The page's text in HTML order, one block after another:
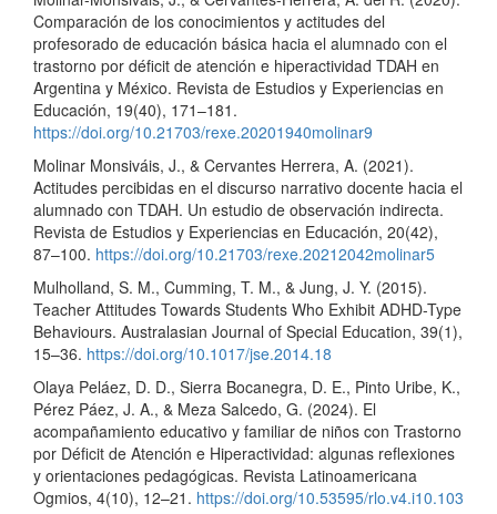
Comparación de los conocimientos y actitudes del
profesorado de educación básica hacia el alumnado con el
trastorno por déficit de atención e hiperactividad TDAH en
Argentina y México. Revista de Estudios y Experiencias en
Educación, 19(40), 171–181.
https://doi.org/10.21703/rexe.20201940molinar9
Molinar Monsiváis, J., & Cervantes Herrera, A. (2021).
Actitudes percibidas en el discurso narrativo docente hacia el
alumnado con TDAH. Un estudio de observación indirecta.
Revista de Estudios y Experiencias en Educación, 20(42),
87–100. https://doi.org/10.21703/rexe.20212042molinar5
Mulholland, S. M., Cumming, T. M., & Jung, J. Y. (2015).
Teacher Attitudes Towards Students Who Exhibit ADHD-Type
Behaviours. Australasian Journal of Special Education, 39(1),
15–36. https://doi.org/10.1017/jse.2014.18
Olaya Peláez, D. D., Sierra Bocanegra, D. E., Pinto Uribe, K.,
Pérez Páez, J. A., & Meza Salcedo, G. (2024). El
acompañamiento educativo y familiar de niños con Trastorno
por Déficit de Atención e Hiperactividad: algunas reflexiones
y orientaciones pedagógicas. Revista Latinoamericana
Ogmios, 4(10), 12–21. https://doi.org/10.53595/rlo.v4.i10.103